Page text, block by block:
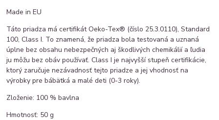
Made in EU
Táto priadza má certifikát Oeko-Tex® (číslo 25.3.0110), Standard
100, Class I. To znamená, že priadza bola testovaná a uznaná
úplne bez obsahu nebezpečných aj škodlivých chemikálií a ľudia
ju môžu bez obáv používať. Class I je najvyšší stupeň certifikácie,
ktorý zaručuje nezávadnosť tejto priadze a jej vhodnosť na
výrobky pre bábätká a malé deti (0-3 roky).
Zloženie: 100 % bavlna
Hmotnosť: 50 g